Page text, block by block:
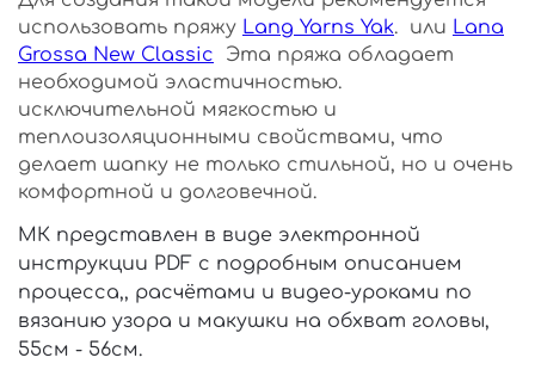
использовать пряжу Lang Yarns Yak. или Lana
Grossa New Classic
Эта пряжа обладает
необходимой эластичностью.
исключительной мягкостью и
теплоизоляционными свойствами, что
делает шапку не только стильной, но и очень
комфортной и долговечной.
МК представлен в виде электронной
инструкции PDF с подробным описанием
процесса,, расчётами и видео-уроками по
вязанию узора и макушки на обхват головы,
55см - 56см.